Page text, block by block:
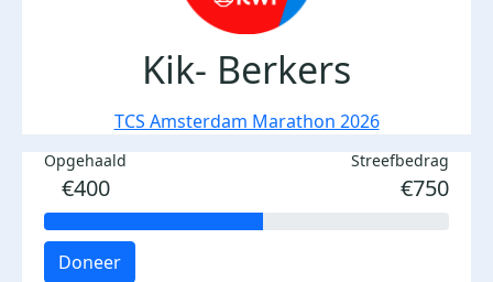
Kik- Berkers
TCS Amsterdam Marathon 2026
Opgehaald
€400
Streefbedrag
€750
Doneer